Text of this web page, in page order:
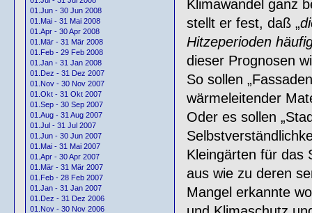
01.Jun - 30 Jun 2008
01.Mai - 31 Mai 2008
01.Apr - 30 Apr 2008
01.Mär - 31 Mär 2008
01.Feb - 29 Feb 2008
01.Jan - 31 Jan 2008
01.Dez - 31 Dez 2007
01.Nov - 30 Nov 2007
01.Okt - 31 Okt 2007
01.Sep - 30 Sep 2007
01.Aug - 31 Aug 2007
01.Jul - 31 Jul 2007
01.Jun - 30 Jun 2007
01.Mai - 31 Mai 2007
01.Apr - 30 Apr 2007
01.Mär - 31 Mär 2007
01.Feb - 28 Feb 2007
01.Jan - 31 Jan 2007
01.Dez - 31 Dez 2006
01.Nov - 30 Nov 2006
Klimawandel ganz
stellt er fest, daß „
Hitzeperioden
dieser Prognosen
So sollen
wärmeleitender
Oder es sollen
Kleingärten für das
aus wie zu deren
Mangel erkannte